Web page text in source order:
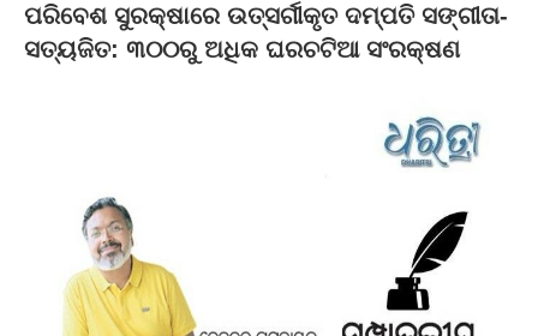
ପରିବେଶ ସୁରକ୍ଷାରେ ଉତ୍ସର୍ଗୀକୃତ ଦମ୍ପତି ସଙ୍ଗୀତା-
ସତ୍ୟଜିତ: ୩୦୦ରୁ ଅଧିକ ଘରଚଟିଆ ସଂରକ୍ଷଣ